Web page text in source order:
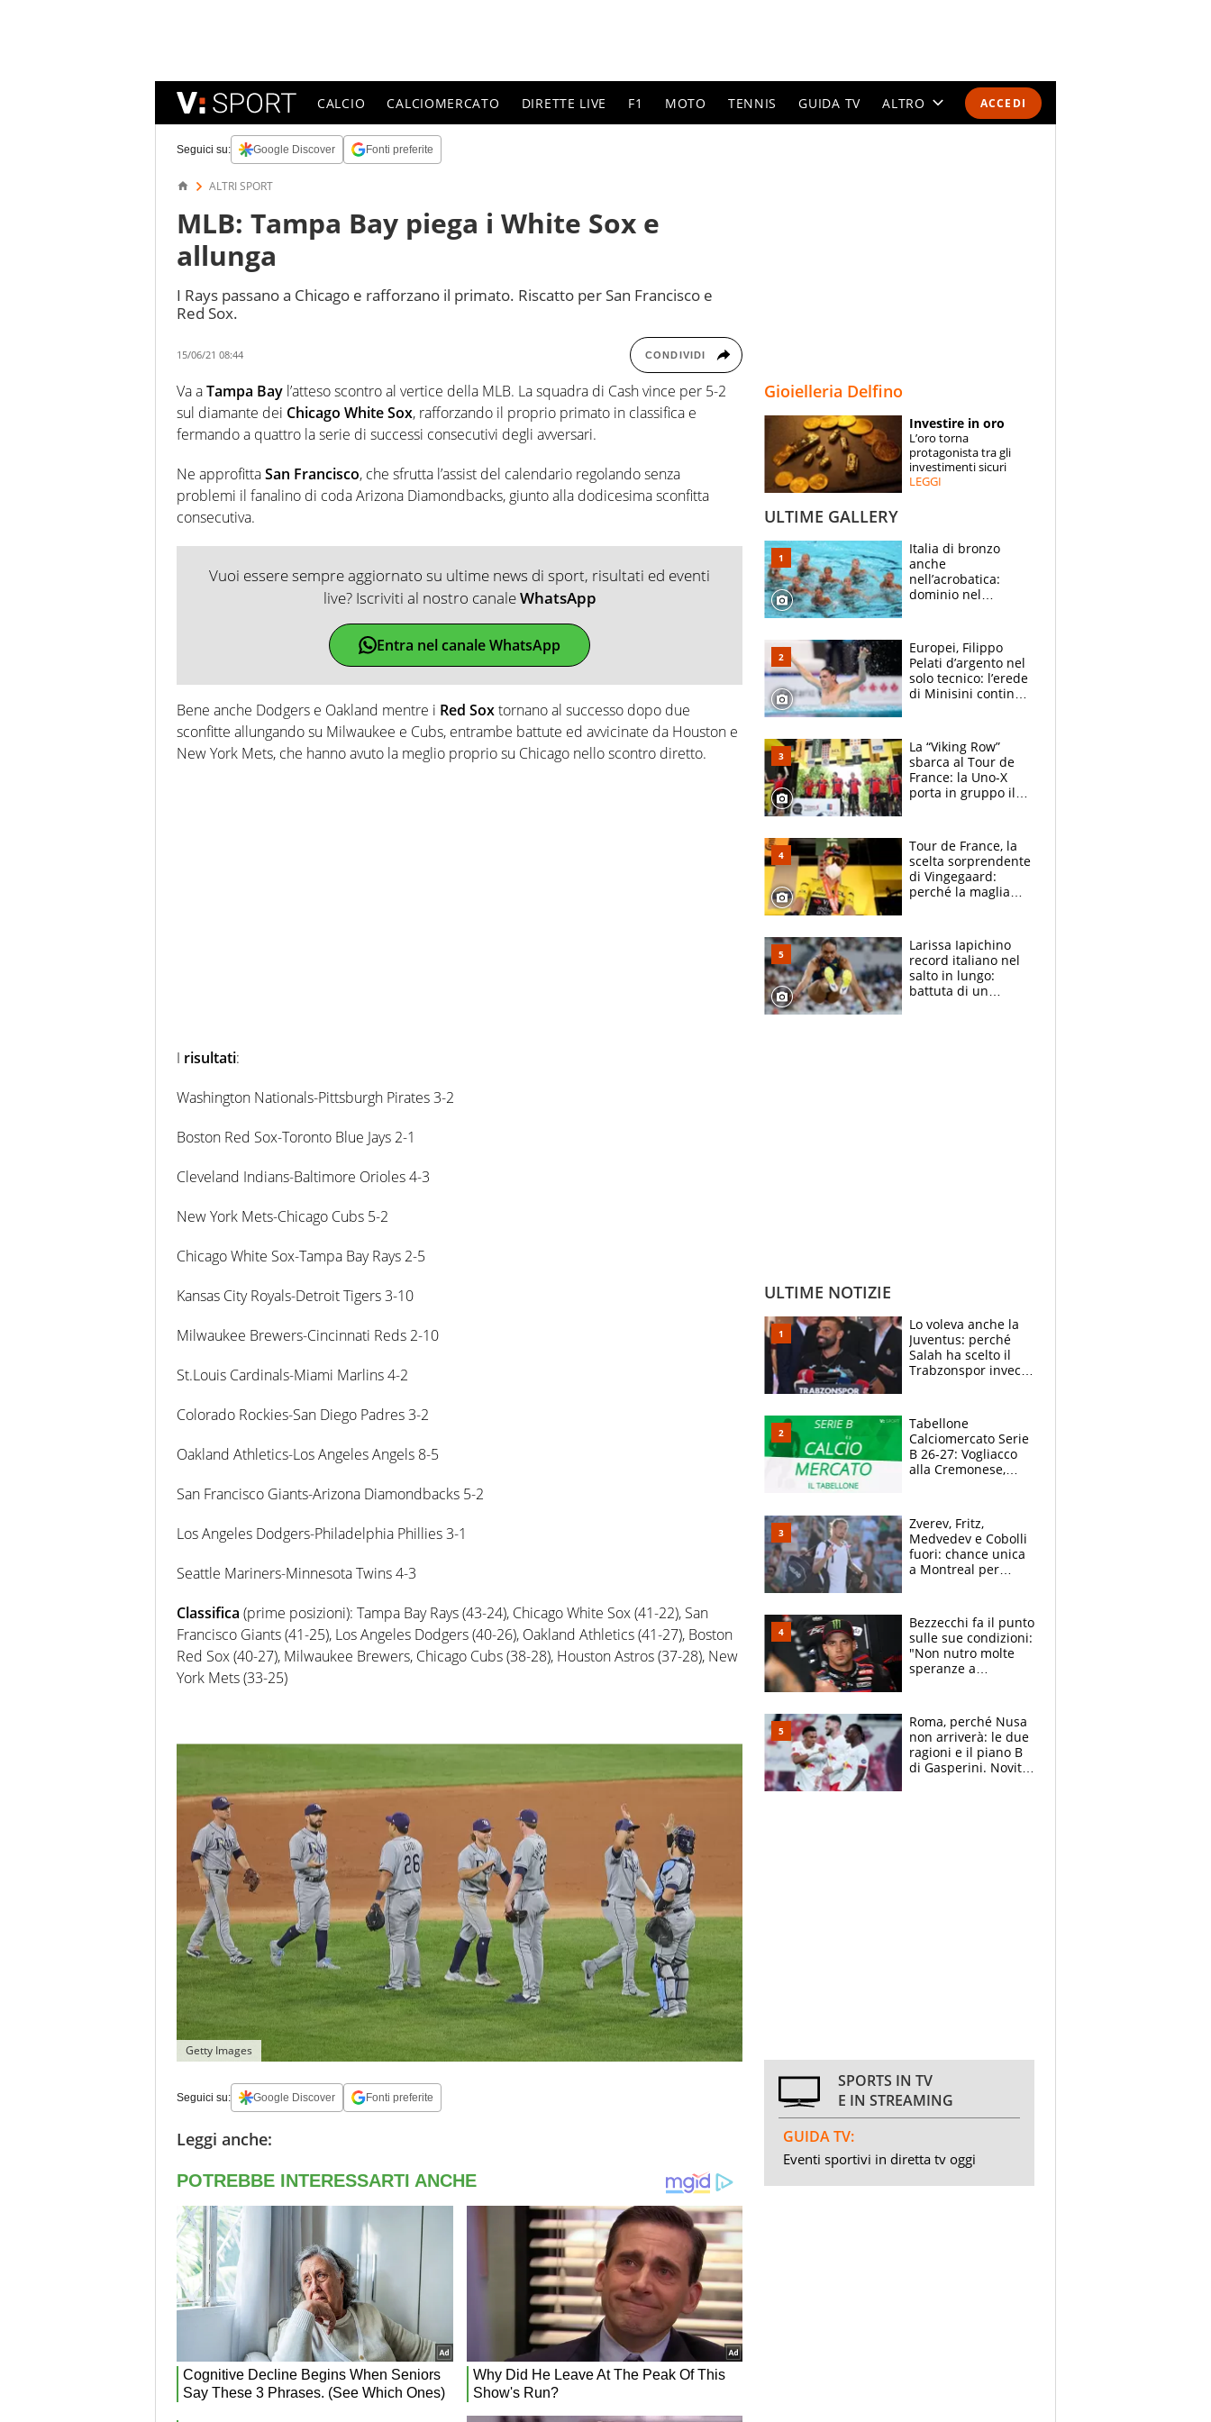
ACCEDI
CALCIO CALCIOMERCATO DIRETTE LIVE F1 MOTO TENNIS GUIDA TV ALTRO
SPECIALI
ESPERTI
Seguici su: Google Discover Fonti preferite
ALTRI SPORT
MLB: Tampa Bay piega i White Sox e
allunga
I Rays passano a Chicago e rafforzano il primato. Riscatto per San Francisco e
Red Sox.
15/06/21 08:44 CONDIVIDI
Va aTampa Bay l’atteso scontro al vertice della MLB. La squadra di Cash vince per 5-2
sul diamante dei Chicago White Sox, rafforzando il proprio primato in classifica e
fermando a quattro la serie di successi consecutivi degli avversari.
Ne approfittaSan Francisco, che sfrutta l’assist del calendario regolando senza
problemi il fanalino di coda Arizona Diamondbacks, giunto alla dodicesima sconfitta
consecutiva.
Vuoi essere sempre aggiornato su ultime news di sport, risultati ed eventi
live? Iscriviti al nostro canaleWhatsApp
Entra nel canale WhatsApp
Bene anche Dodgers e Oakland mentre i Red Soxtornano al successo dopo due
sconfitte allungando su Milwaukee e Cubs, entrambe battute ed avvicinate da Houston e
New York Mets, che hanno avuto la meglio proprio su Chicago nello scontro diretto.
I risultati:
Washington Nationals-Pittsburgh Pirates 3-2
Boston Red Sox-Toronto Blue Jays 2-1
Cleveland Indians-Baltimore Orioles 4-3
New York Mets-Chicago Cubs 5-2
Chicago White Sox-Tampa Bay Rays 2-5
Kansas City Royals-Detroit Tigers 3-10
Milwaukee Brewers-Cincinnati Reds 2-10
St.Louis Cardinals-Miami Marlins 4-2
Colorado Rockies-San Diego Padres 3-2
Oakland Athletics-Los Angeles Angels 8-5
San Francisco Giants-Arizona Diamondbacks 5-2
Los Angeles Dodgers-Philadelphia Phillies 3-1
Seattle Mariners-Minnesota Twins 4-3
Classifica (prime posizioni): Tampa Bay Rays (43-24), Chicago White Sox (41-22), San
Francisco Giants (41-25), Los Angeles Dodgers (40-26), Oakland Athletics (41-27), Boston
Red Sox (40-27), Milwaukee Brewers, Chicago Cubs (38-28), Houston Astros (37-28), New
York Mets (33-25)
Getty Images
Seguici su: Google Discover Fonti preferite
Leggi anche:
Gioielleria Delfino
Investire in oro
L’oro torna
protagonista tra gli
investimenti sicuri
LEGGI
ULTIME GALLERY
Italia di bronzo
anche
nell’acrobatica:
dominio nel
e compagni
continuare
Europei, Filippo
Pelati d’argento nel
solo tecnico: l’erede
di Minisini continua
mirino
La “Viking Row”
sbarca al Tour de
France: la Uno-X
porta in gruppo il
compagni
Tour de France, la
scelta sorprendente
di Vingegaard:
perché la maglia
rischio da evitare
Larissa Iapichino
record italiano nel
salto in lungo:
battuta di un
ULTIME NOTIZIE
Lo voleva anche la
Juventus: perché
Salah ha scelto il
Trabzonspor invece
Tabellone
Calciomercato Serie
B 26-27: Vogliacco
alla Cremonese,
Zverev, Fritz,
Medvedev e Cobolli
fuori: chance unica
a Montreal per
attacca le palline
Bezzecchi fa il punto
sulle sue condizioni:
"Non nutro molte
speranze a
da Aragon
Roma, perché Nusa
non arriverà: le due
ragioni e il piano B
di Gasperini. Novità
SPORTS IN TV
E IN STREAMING
GUIDA TV:
Eventi sportivi in diretta tv oggi